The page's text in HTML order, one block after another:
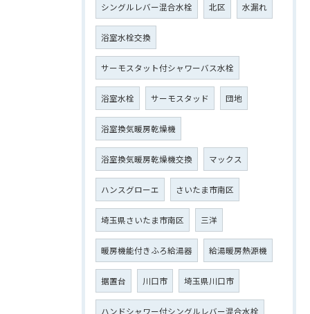
シングルレバー混合水栓 北区 水漏れ
浴室水栓交換
サーモスタット付シャワーバス水栓
浴室水栓 サーモスタッド 団地
浴室換気暖房乾燥機
浴室換気暖房乾燥機交換 マックス
ハンスグローエ さいたま市南区
埼玉県さいたま市南区 三洋
暖房機能付きふろ給湯器 給湯暖房熱源機
据置台 川口市 埼玉県川口市
ハンドシャワー付シングルレバー混合水栓